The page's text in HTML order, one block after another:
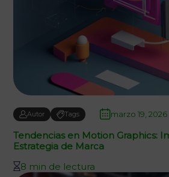
Autor Tags marzo 19, 2026
Tendencias en Motion Graphics:
Estrategia de Marca
8 min de lectura